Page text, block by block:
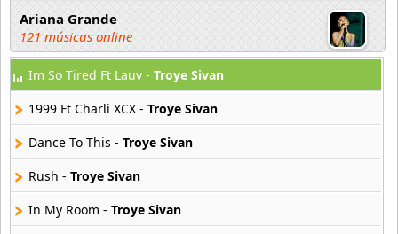
Ariana Grande
121 músicas online
Aselin Debison
25 músicas online
Asmir Young
36 músicas online
44 músicas online
Im So Tired Ft Lauv - Troye Sivan
1999 Ft Charli XCX - Troye Sivan
Dance To This - Troye Sivan
Rush - Troye Sivan
In My Room - Troye Sivan